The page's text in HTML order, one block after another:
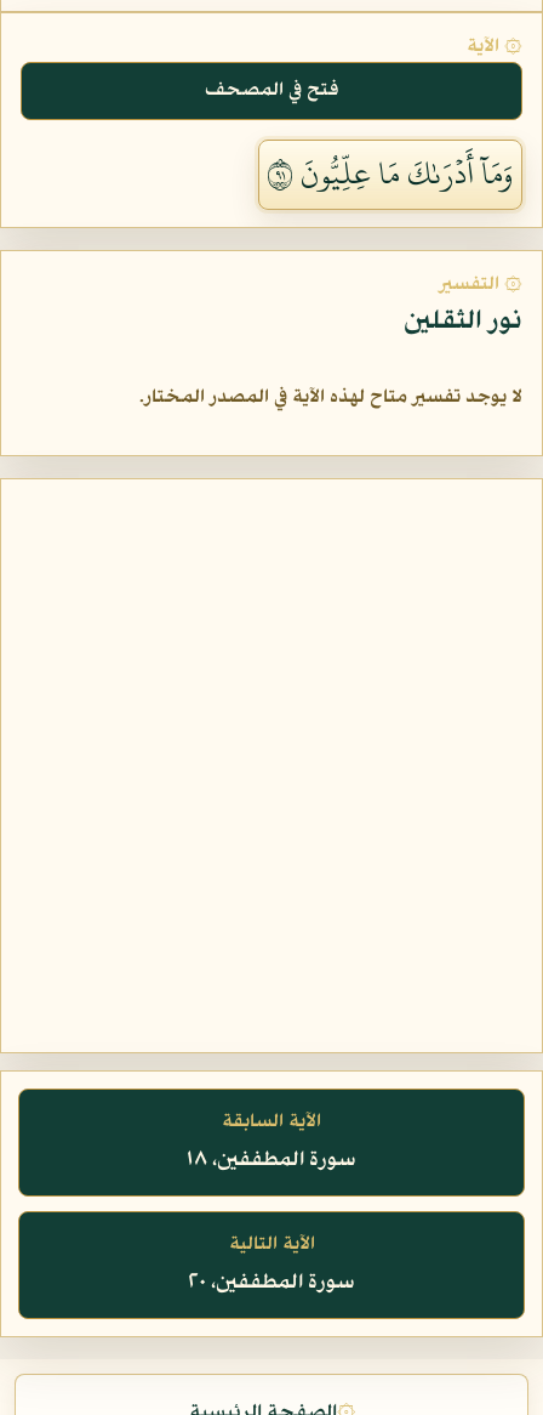
۞ الآية
فتح في المصحف
وَمَآ أَدۡرَىٰكَ مَا عِلِّيُّونَ ١٩
۞ التفسير
نور الثقلين
لا يوجد تفسير متاح لهذه الآية في المصدر المختار.
الآية السابقة
سورة المطففين، ١٨
الآية التالية
سورة المطففين، ٢٠